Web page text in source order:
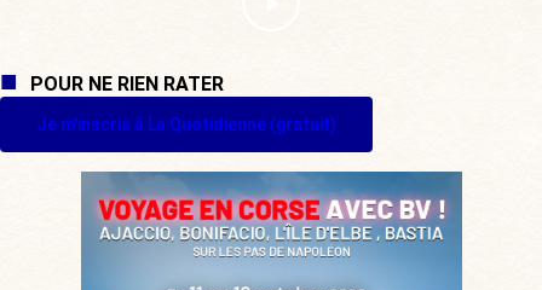
POUR NE RIEN RATER
Je m'inscris à La Quotidienne (gratuit)